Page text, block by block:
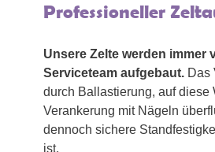
Professioneller
Unsere Zelte werden immer
Serviceteam aufgebaut. Das
durch Ballastierung, auf diese
Verankerung mit Nägeln
dennoch sichere
ist.